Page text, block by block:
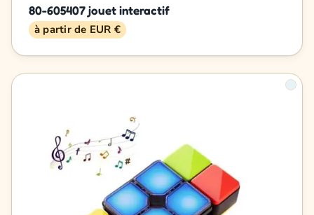
80-605407 jouet interactif
à partir de EUR €